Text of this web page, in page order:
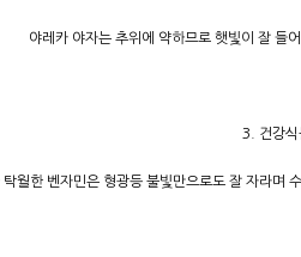
야레카 야자는 추위에 약하므로 햇빛이 잘 들
3. 건강식
월한 벤자민은 형광등 불빛만으로도 잘 자라며